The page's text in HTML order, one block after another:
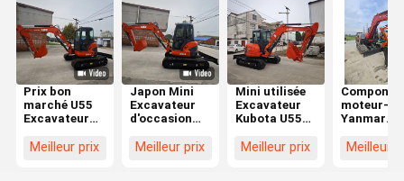
Prix bon
marché U55
Excavateur
Petite pelle de
Meilleur prix
Japon Mini
Excavateur
d'occasion
Kubota U55
Meilleur prix
Mini utilisée
Excavateur
Kubota U55
tonnes
Meilleur prix
moteur-
Yanmar
Japon de
Meilleur